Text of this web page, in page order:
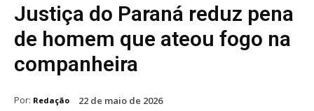
Justiça do Paraná reduz pena
de homem que ateou fogo na
companheira
Por: Redação 22 de maio de 2026